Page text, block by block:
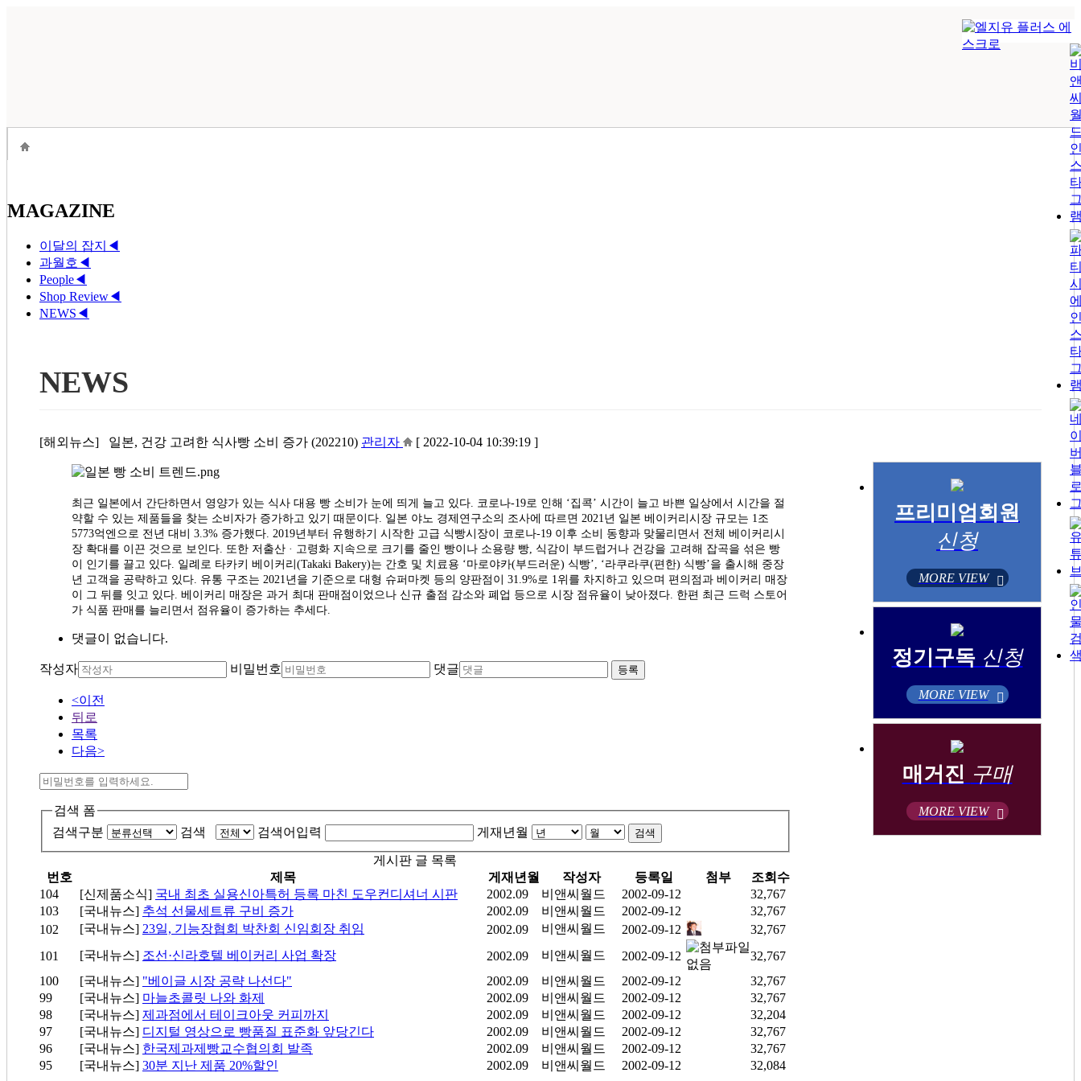
MAGAZINE
이달의 잡지 ◀
과월호 ◀
People◀
Shop Review◀
NEWS ◀
NEWS
[해외뉴스] 일본, 건강 고려한 식사빵 소비 증가 (202210) 관리자 [ 2022-10-04 10:39:19 ]
최근 일본에서 간단하면서 영양가 있는 식사 대용 빵 소비가 눈에 띄게 늘고 있다. 코로나-19로 인해 ‘집콕’ 시간이 늘고 바쁜 일상에서 시간을 절
약할 수 있는 제품들을 찾는 소비자가 증가하고 있기 때문이다. 일본 야노 경제연구소의 조사에 따르면 2021년 일본 베이커리시장 규모는 1조
5773억엔으로 전년 대비 3.3% 증가했다. 2019년부터 유행하기 시작한 고급 식빵시장이 코로나-19 이후 소비 동향과 맞물리면서 전체 베이커리시
장 확대를 이끈 것으로 보인다. 또한 저출산 · 고령화 지속으로 크기를 줄인 빵이나 소용량 빵, 식감이 부드럽거나 건강을 고려해 잡곡을 섞은 빵
이 인기를 끌고 있다. 일례로 타카키 베이커리(Takaki Bakery)는 간호 및 치료용 ‘마로야카(부드러운) 식빵’, ‘라쿠라쿠(편한) 식빵’을 출시해 중장
년 고객을 공략하고 있다. 유통 구조는 2021년을 기준으로 대형 슈퍼마켓 등의 양판점이 31.9%로 1위를 차지하고 있으며 편의점과 베이커리 매장
이 그 뒤를 잇고 있다. 베이커리 매장은 과거 최대 판매점이었으나 신규 출점 감소와 폐업 등으로 시장 점유율이 낮아졌다. 한편 최근 드럭 스토어
가 식품 판매를 늘리면서 점유율이 증가하는 추세다.
댓글이 없습니다.
작성자 비밀번호 댓글 등록
<이전
뒤로
목록
다음>
검색 폼
검색구분
검색 검색어입력 게재년월 검색
게시판 글 목록
번호
제목 게재년월 작성자 등록일 첨부
조회수
104
[신제품소식] 국내 최초 실용신아특허 등록 마친 도우컨디셔너 시판 2002.09 비앤씨월드 2002-09-12
32,767
103
[국내뉴스] 추석 선물세트류 구비 증가 2002.09 비앤씨월드 2002-09-12
32,767
102
[국내뉴스] 23일, 기능장협회 박찬회 신임회장 취임 2002.09 비앤씨월드 2002-09-12
32,767
101
[국내뉴스] 조선·신라호텔 베이커리 사업 확장 2002.09 비앤씨월드 2002-09-12
32,767
100
[국내뉴스] "베이글 시장 공략 나선다" 2002.09 비앤씨월드 2002-09-12
32,767
99
[국내뉴스] 마늘초콜릿 나와 화제 2002.09 비앤씨월드 2002-09-12
32,767
98
[국내뉴스] 제과점에서 테이크아웃 커피까지 2002.09 비앤씨월드 2002-09-12
32,204
97
[국내뉴스] 디지털 영상으로 빵품질 표준화 앞당긴다 2002.09 비앤씨월드 2002-09-12
32,767
96
[국내뉴스] 한국제과제빵교수협의회 발족 2002.09 비앤씨월드 2002-09-12
32,767
95
[국내뉴스] 30분 지난 제품 20%할인 2002.09 비앤씨월드 2002-09-12 32,084
프리미엄회원
신청
MORE VIEW
정기구독 신청
MORE VIEW
매거진 구매
MORE VIEW